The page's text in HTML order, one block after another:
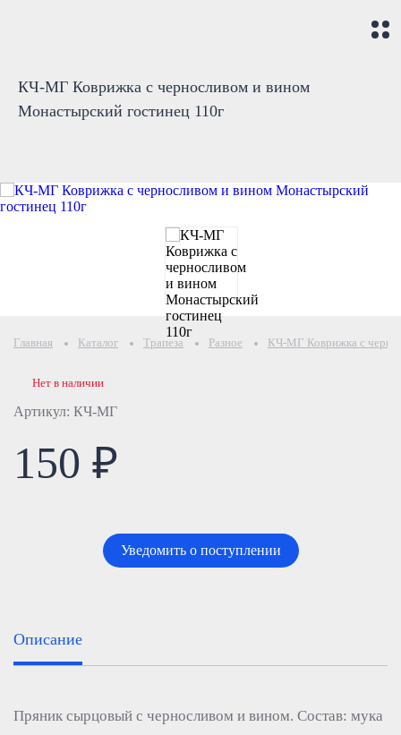
КЧ-МГ Коврижка с черносливом и вином
Монастырский гостинец 110г
Главная Каталог Трапеза Разное КЧ-МГ Коврижка с
Артикул: КЧ-МГ
Нет в наличии
150 ₽
Уведомить о поступлении
Описание
Пряник сырцовый с черносливом и вином. Состав: мука